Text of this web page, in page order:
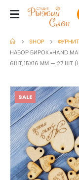
SHOP
НАБОР БИРОК «HAND
6ШТ;15Х16 ММ — 27 ШТ
SALE